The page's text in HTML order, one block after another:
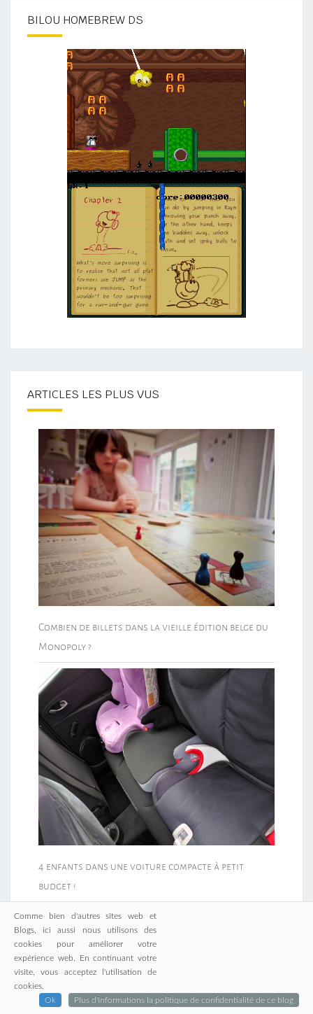
BILOU HOMEBREW DS
ARTICLES LES PLUS VUS
Combien de billets dans la vieille édition belge du
Monopoly ?
4 enfants dans une voiture compacte à petit
budget !
Problème d’envoie de SMS
Comme bien d'autres sites web et
Blogs, ici aussi nous utilisons des
cookies pour améliorer votre
expérience web. En continuant votre
visite, vous acceptez l'utilisation de
cookies.
Ok
Plus d'informations la politique de confidentialité de ce blog